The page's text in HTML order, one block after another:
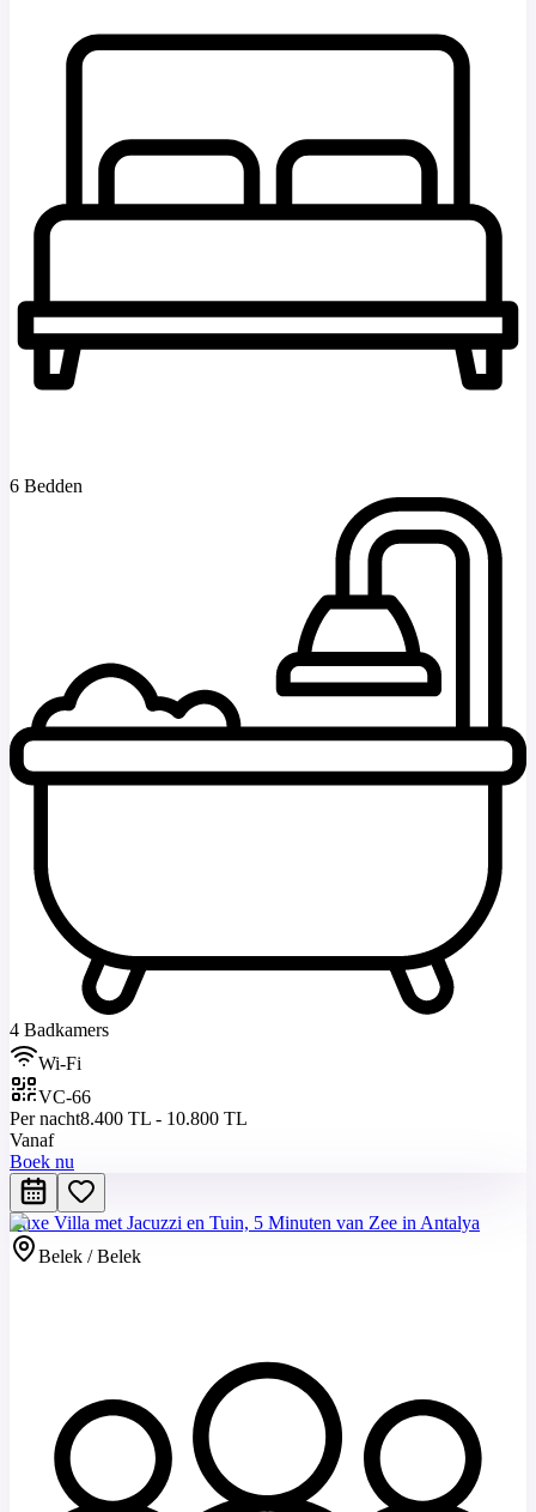
6 Bedden
4 Badkamers
Wi-Fi
VC-66
Per nacht8.400 TL - 10.800 TL
Vanaf
Boek nu
Luxe Villa met Jacuzzi en Tuin, 5 Minuten van Zee in Antalya
Belek / Belek